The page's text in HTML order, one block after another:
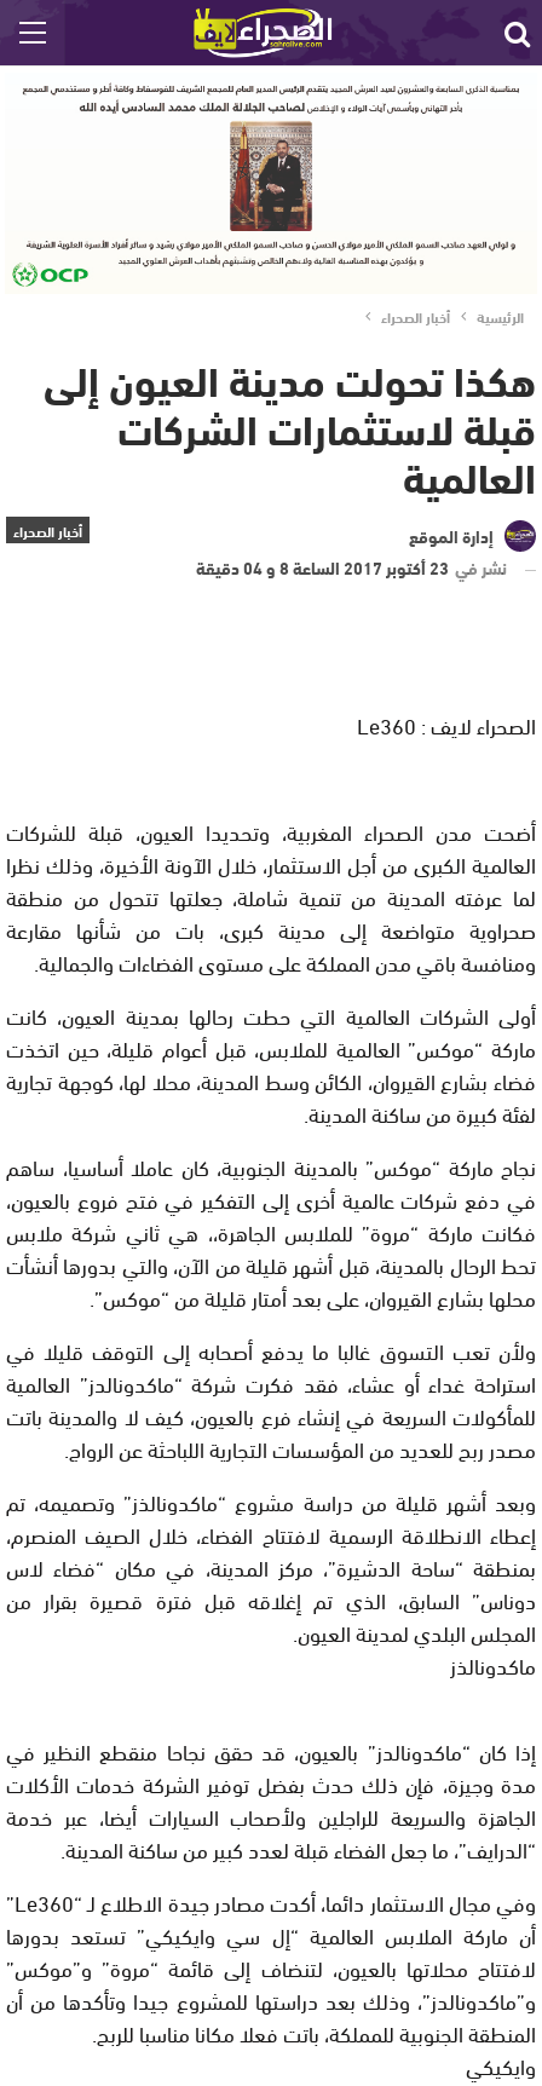
الرئيسية أخبار الصحراء
هكذا تحولت مدينة العيون إلى
قبلة لاستثمارات الشركات
العالمية
أخبار الصحراء
إدارة الموقع
نشر في 23 أكتوبر 2017 الساعة 8 و 04 دقيقة
الصحراء لايف : Le360
أضحت مدن الصحراء المغربية، وتحديدا العيون، قبلة للشركات
العالمية الكبرى من أجل الاستثمار، خلال الآونة الأخيرة، وذلك نظرا
لما عرفته المدينة من تنمية شاملة، جعلتها تتحول من منطقة
صحراوية متواضعة إلى مدينة كبرى، بات من شأنها مقارعة
ومنافسة باقي مدن المملكة على مستوى الفضاءات والجمالية.
أولى الشركات العالمية التي حطت رحالها بمدينة العيون، كانت
ماركة “موكس” العالمية للملابس، قبل أعوام قليلة، حين اتخذت
فضاء بشارع القيروان، الكائن وسط المدينة، محلا لها، كوجهة تجارية
لفئة كبيرة من ساكنة المدينة.
نجاح ماركة “موكس” بالمدينة الجنوبية، كان عاملا أساسيا، ساهم
في دفع شركات عالمية أخرى إلى التفكير في فتح فروع بالعيون،
فكانت ماركة “مروة” للملابس الجاهرة،، هي ثاني شركة ملابس
تحط الرحال بالمدينة، قبل أشهر قليلة من الآن، والتي بدورها أنشأت
محلها بشارع القيروان، على بعد أمتار قليلة من “موكس”.
ولأن تعب التسوق غالبا ما يدفع أصحابه إلى التوقف قليلا في
استراحة غداء أو عشاء، فقد فكرت شركة “ماكدونالدز” العالمية
للمأكولات السريعة في إنشاء فرع بالعيون، كيف لا والمدينة باتت
مصدر ربح للعديد من المؤسسات التجارية اللباحثة عن الرواج.
وبعد أشهر قليلة من دراسة مشروع “ماكدونالذز” وتصميمه، تم
إعطاء الانطلاقة الرسمية لافتتاح الفضاء، خلال الصيف المنصرم،
بمنطقة “ساحة الدشيرة”، مركز المدينة، في مكان “فضاء لاس
دوناس” السابق، الذي تم إغلاقه قبل فترة قصيرة بقرار من
المجلس البلدي لمدينة العيون.
ماكدونالذز
إذا كان “ماكدونالدز” بالعيون، قد حقق نجاحا منقطع النظير في
مدة وجيزة، فإن ذلك حدث بفضل توفير الشركة خدمات الأكلات
الجاهزة والسريعة للراجلين ولأصحاب السيارات أيضا، عبر خدمة
“الدرايف”، ما جعل الفضاء قبلة لعدد كبير من ساكنة المدينة.
وفي مجال الاستثمار دائما، أكدت مصادر جيدة الاطلاع لـ “Le360”
أن ماركة الملابس العالمية “إل سي وايكيكي” تستعد بدورها
لافتتاح محلاتها بالعيون، لتنضاف إلى قائمة “مروة” و”موكس”
و”ماكدونالدز”، وذلك بعد دراستها للمشروع جيدا وتأكدها من أن
المنطقة الجنوبية للمملكة، باتت فعلا مكانا مناسبا للربح.
وايكيكي